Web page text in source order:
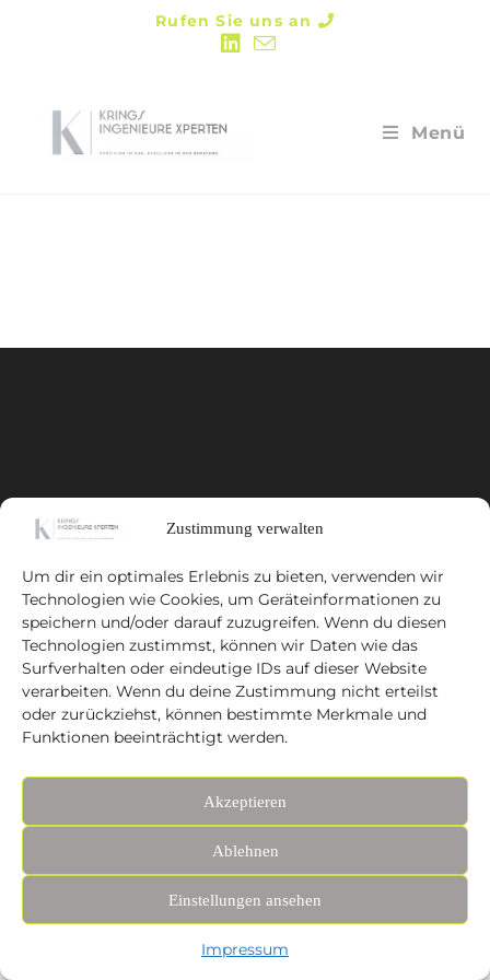
Zustimmung verwalten
Um dir ein optimales Erlebnis zu bieten, verwenden wir
Technologien wie Cookies, um Geräteinformationen zu
speichern und/oder darauf zuzugreifen. Wenn du diesen
Technologien zustimmst, können wir Daten wie das
Surfverhalten oder eindeutige IDs auf dieser Website
verarbeiten. Wenn du deine Zustimmung nicht erteilst
oder zurückziehst, können bestimmte Merkmale und
Funktionen beeinträchtigt werden.
Akzeptieren
Ablehnen
Einstellungen ansehen
Impressum
Rufen Sie uns an
Menü
Impressum Kontakt Datenschutzerklärung Cookie-Richtlinie
Copyright - WordPress Theme by OceanWP